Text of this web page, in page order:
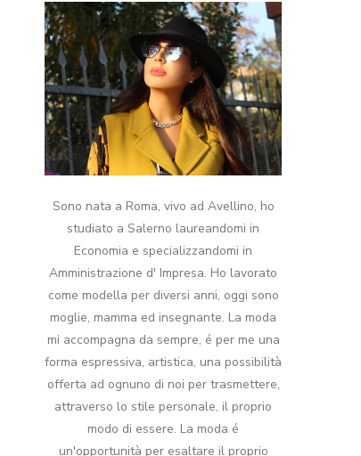
Sono nata a Roma, vivo ad Avellino, ho
studiato a Salerno laureandomi in
Economia e specializzandomi in
Amministrazione d' Impresa. Ho lavorato
come modella per diversi anni, oggi sono
moglie, mamma ed insegnante. La moda
mi accompagna da sempre, é per me una
forma espressiva, artistica, una possibilità
offerta ad ognuno di noi per trasmettere,
attraverso lo stile personale, il proprio
modo di essere. La moda é
un'opportunità per esaltare il proprio